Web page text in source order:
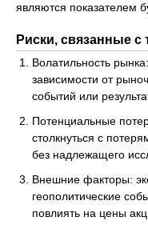
являются показателем
Риски, связанные с
Волатильность
зависимости от
событий или
Потенциальные
столкнуться с
без надлежащего
Внешние факторы:
геополитические
повлиять на цены